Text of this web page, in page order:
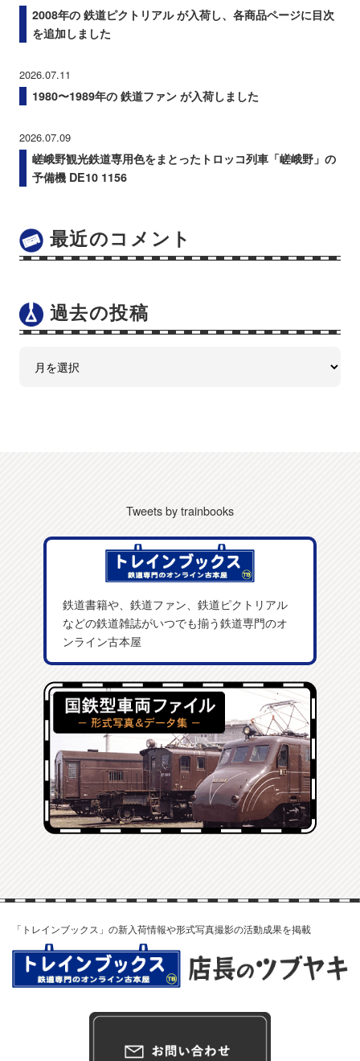
2008年の 鉄道ピクトリアル が入荷し、各商品ページに目次
を追加しました
2026.07.11
1980〜1989年の 鉄道ファン が入荷しました
2026.07.09
嵯峨野観光鉄道専用色をまとったトロッコ列車「嵯峨野」の
予備機 DE10 1156
最近のコメント
過去の投稿
Tweets by trainbooks
鉄道書籍や、鉄道ファン、鉄道ピクトリアル
などの鉄道雑誌がいつでも揃う鉄道専門のオ
ンライン古本屋
「トレインブックス」の新入荷情報や形式写真撮影の活動成果を掲載